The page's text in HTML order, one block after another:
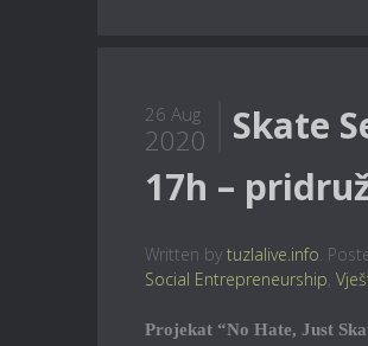
26 Aug
2020
Skate
17h –
Written by tuzlalive.info.
Social Entrepreneurship,
Projekat “No Hate, Just